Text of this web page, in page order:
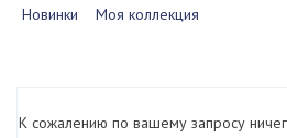
Новинки Моя коллекция
К сожалению по вашему запросу